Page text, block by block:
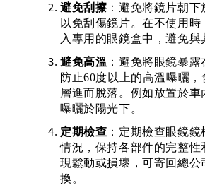
避免刮擦：避免將鏡片朝下
以免刮傷鏡片。在不使用
入專用的眼鏡盒中，避免與
避免高溫 ：避免將眼鏡暴露
防止60度以上的高溫曝曬，
層進而脫落。 例如放置於車
曝曬於陽光下。
定期檢查 ：定期檢查眼鏡
情況，保持各部件的完整性
現鬆動或損壞，可寄回總公
換。